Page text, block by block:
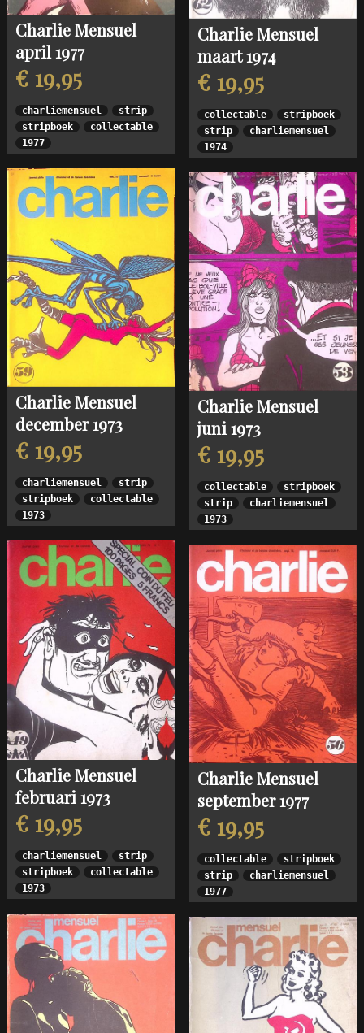
Charlie Mensuel
april 1977
€ 19,95
charliemensuel
strip
stripboek
collectable
1977
Charlie Mensuel
maart 1974
€ 19,95
collectable
stripboek
strip
charliemensuel
1974
Charlie Mensuel
december 1973
€ 19,95
charliemensuel
strip
stripboek
collectable
1973
Charlie Mensuel
juni 1973
€ 19,95
collectable
stripboek
strip
charliemensuel
1973
Charlie Mensuel
februari 1973
€ 19,95
charliemensuel
strip
stripboek
collectable
1973
Charlie Mensuel
september 1977
€ 19,95
collectable
stripboek
strip
charliemensuel
1977